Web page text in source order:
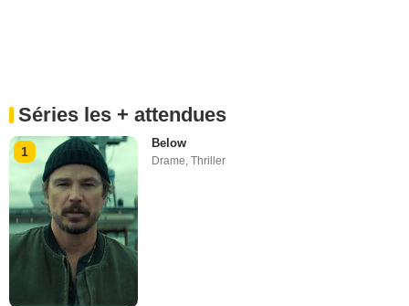
Séries les + attendues
1
Below
Drame,Thriller